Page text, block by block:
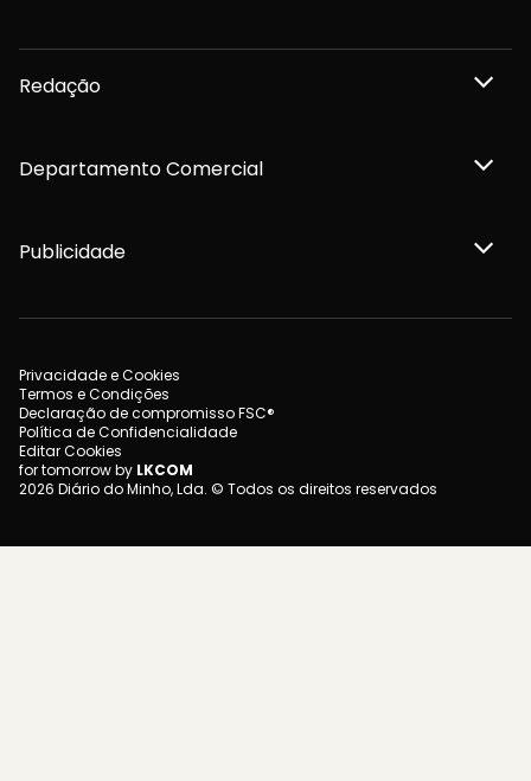
Redação
Departamento Comercial
Publicidade
Privacidade e Cookies
Termos e Condições
Declaração de compromisso FSC®
Política de Confidencialidade
Editar Cookies
for tomorrow by LKCOM
2026 Diário do Minho, Lda. © Todos os direitos reservados